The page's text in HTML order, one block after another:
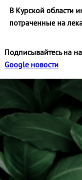
В Курской области
потраченные на
Подписывайтесь на
Google новости